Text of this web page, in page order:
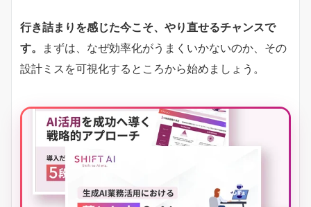
行き詰まりを感じた今こそ、やり直せるチャンスで
す。
まずは、なぜ効率化がうまくいかないのか、その
設計ミスを可視化するところから始めましょう。